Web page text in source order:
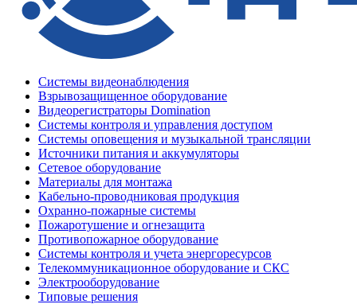
Системы видеонаблюдения
Взрывозащищенное оборудование
Видеорегистраторы Domination
Системы контроля и управления доступом
Системы оповещения и музыкальной трансляции
Источники питания и аккумуляторы
Сетевое оборудование
Материалы для монтажа
Кабельно-проводниковая продукция
Охранно-пожарные системы
Пожаротушение и огнезащита
Противопожарное оборудование
Системы контроля и учета энергоресурсов
Телекоммуникационное оборудование и СКС
Электрооборудование
Типовые решения